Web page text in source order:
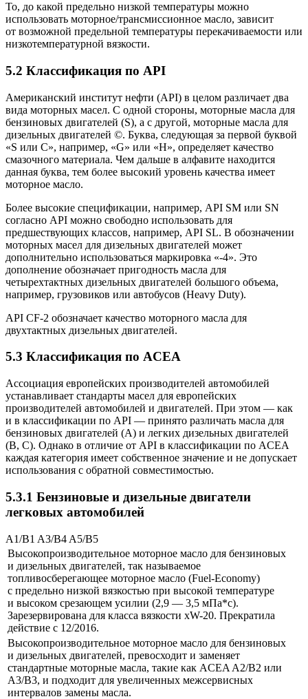
То, до какой предельно низкой температуры можно
использовать моторное/трансмиссионное масло, зависит
от возможной предельной температуры перекачиваемости или
низкотемпературной вязкости.
5.2 Классификация по API
Американский институт нефти (API) в целом различает два
вида моторных масел. С одной стороны, моторные масла для
бензиновых двигателей (S), а с другой, моторные масла для
дизельных двигателей ©. Буква, следующая за первой буквой
«S или C», например, «G» или «H», определяет качество
смазочного материала. Чем дальше в алфавите находится
данная буква, тем более высокий уровень качества имеет
моторное масло.
Более высокие спецификации, например, API SM или SN
согласно API можно свободно использовать для
предшествующих классов, например, API SL. В обозначении
моторных масел для дизельных двигателей может
дополнительно использоваться маркировка «-4». Это
дополнение обозначает пригодность масла для
четырехтактных дизельных двигателей большого объема,
например, грузовиков или автобусов (Heavy Duty).
API CF-2 обозначает качество моторного масла для
двухтактных дизельных двигателей.
5.3 Классификация по ACEA
Ассоциация европейских производителей автомобилей
устанавливает стандарты масел для европейских
производителей автомобилей и двигателей. При этом — как
и в классификации по API — принято различать масла для
бензиновых двигателей (A) и легких дизельных двигателей
(B, C). Однако в отличие от API в классификации по ACEA
каждая категория имеет собственное значение и не допускает
использования с обратной совместимостью.
5.3.1 Бензиновые и дизельные двигатели
легковых автомобилей
A1/B1 A3/B4 A5/B5
Высокопроизводительное моторное масло для бензиновых
и дизельных двигателей, так называемое
топливосберегающее моторное масло (Fuel-Economy)
с предельно низкой вязкостью при высокой температуре
и высоком срезающем усилии (2,9 — 3,5 мПа*с).
Зарезервирована для класса вязкости xW-20. Прекратила
действие с 12/2016.
Высокопроизводительное моторное масло для бензиновых
и дизельных двигателей, превосходит и заменяет
стандартные моторные масла, такие как ACEA A2/B2 или
A3/B3, и подходит для увеличенных межсервисных
интервалов замены масла.